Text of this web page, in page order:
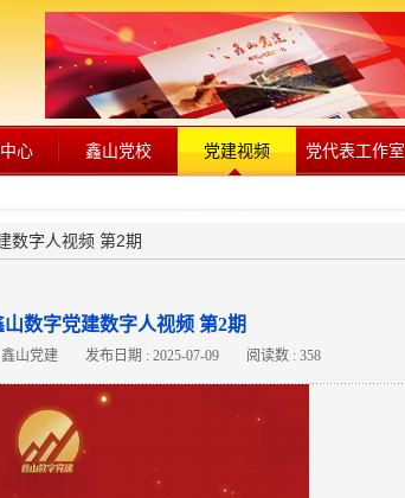
心 鑫山党校 党建视频 党代表工作室
数字人视频 第2期
山数字党建数字人视频 第2期
山党建 发布日期 : 2025-07-09 阅读数 : 358